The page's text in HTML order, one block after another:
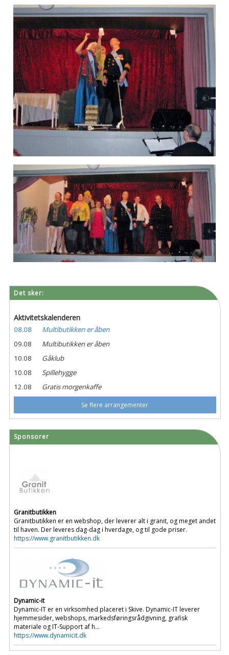
Det sker:
Aktivitetskalenderen
08.08
Multibutikken er åben
09.08
Multibutikken er åben
10.08
Gåklub
10.08
Spillehygge
12.08
Gratis morgenkaffe
Se flere arrangementer
Sponsorer
Granitbutikken
Granitbutikken er en webshop, der leverer alt i granit, og meget andet
til haven. Der leveres dag-dag i hverdage, og til gode priser.
https://www.granitbutikken.dk
Dynamic-it
Dynamic-IT er en virksomhed placeret i Skive. Dynamic-IT leverer
hjemmesider, webshops, markedsføringsrådgivning, grafisk
materiale og IT-Support af h...
https://www.dynamicit.dk